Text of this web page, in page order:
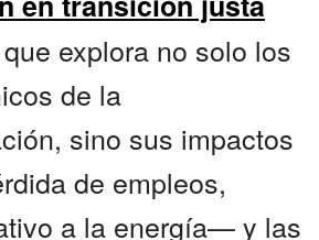
explora no solo los
de la
sino sus impactos
de empleos,
a la energía— y las